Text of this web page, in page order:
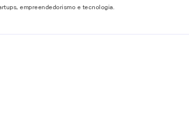
empreendedorismo e tecnologia.